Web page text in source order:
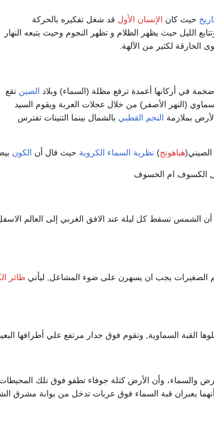
حيث كان الإنسان الأول قد شغل تفكيره بالحركة
الليل حيث يظهر الظلام و تظهر النجوم وحيث يتبعه النهار
الخارقة لكثير من الآلهة.
في أركانها أعمدة ترفع مظلة (السماء) وبلاد الصين تقع
(النهر الأصفر) من خلال عجلات العربة ويقوم السيد
بملازمة النجم القطبي بالشمال بينما التنينات تفترس
هياهونج) نظرية السماء الكروية حيث قال أن الكون
هل الكسوف ام الخسوف
الشمس تسقط كل ليلة عند الافق الغربي إلى العالم
الصغيرات يجب ان يسهرن على ضوء المشاعل, ليأتي طائر
القبة السماوية, وتقوم فوق جدار مرتفع علي أطرافها
والسماء، وأن الأرض كتلة جوفاء تطفو فوق تلك المحيطات
أنهما يعبران قبة السماء فوق عربات تدخل من بوابة